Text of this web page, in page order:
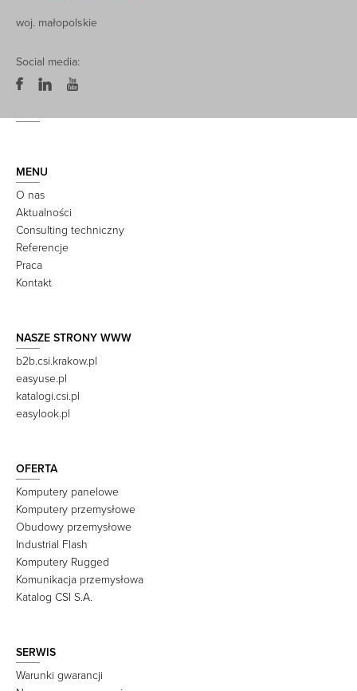
woj. małopolskie
Social media:
MENU
O nas
Aktualności
Consulting techniczny
Referencje
Praca
Kontakt
NASZE STRONY WWW
b2b.csi.krakow.pl
easyuse.pl
katalogi.csi.pl
easylook.pl
OFERTA
Komputery panelowe
Komputery przemysłowe
Obudowy przemysłowe
Industrial Flash
Komputery Rugged
Komunikacja przemysłowa
Katalog CSI S.A.
SERWIS
Warunki gwarancji